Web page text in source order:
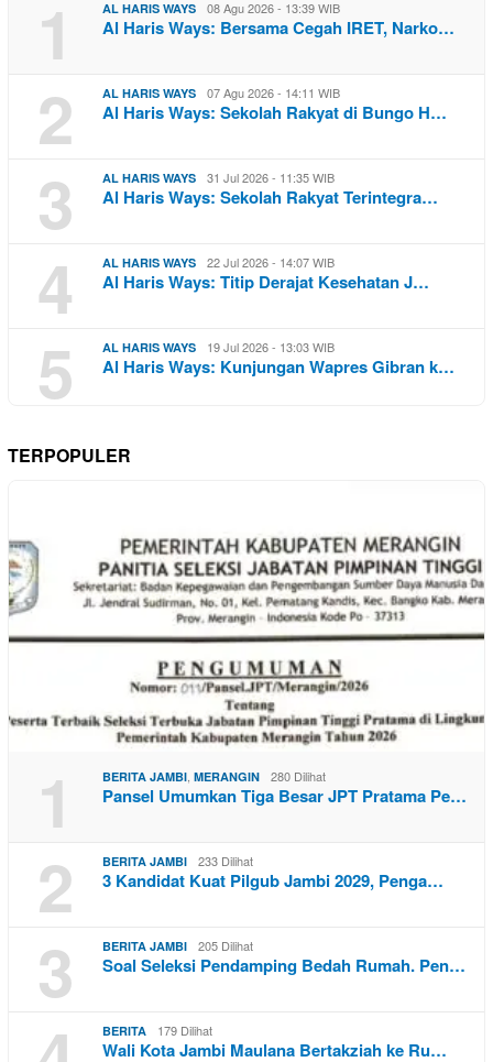
1 AL HARIS WAYS 08 Agu 2026 - 13:39 WIB
Al Haris Ways: Bersama Cegah IRET, Narko…
2 AL HARIS WAYS 07 Agu 2026 - 14:11 WIB
Al Haris Ways: Sekolah Rakyat di Bungo H…
3 AL HARIS WAYS 31 Jul 2026 - 11:35 WIB
Al Haris Ways: Sekolah Rakyat Terintegra…
4 AL HARIS WAYS 22 Jul 2026 - 14:07 WIB
Al Haris Ways: Titip Derajat Kesehatan J…
5 AL HARIS WAYS 19 Jul 2026 - 13:03 WIB
Al Haris Ways: Kunjungan Wapres Gibran k…
TERPOPULER
1 BERITA JAMBI, MERANGIN 280 Dilihat
Pansel Umumkan Tiga Besar JPT Pratama Pe…
2 BERITA JAMBI 233 Dilihat
3 Kandidat Kuat Pilgub Jambi 2029, Penga…
3 BERITA JAMBI 205 Dilihat
Soal Seleksi Pendamping Bedah Rumah. Pen…
BERITA 179 Dilihat
Wali Kota Jambi Maulana Bertakziah ke Ru…